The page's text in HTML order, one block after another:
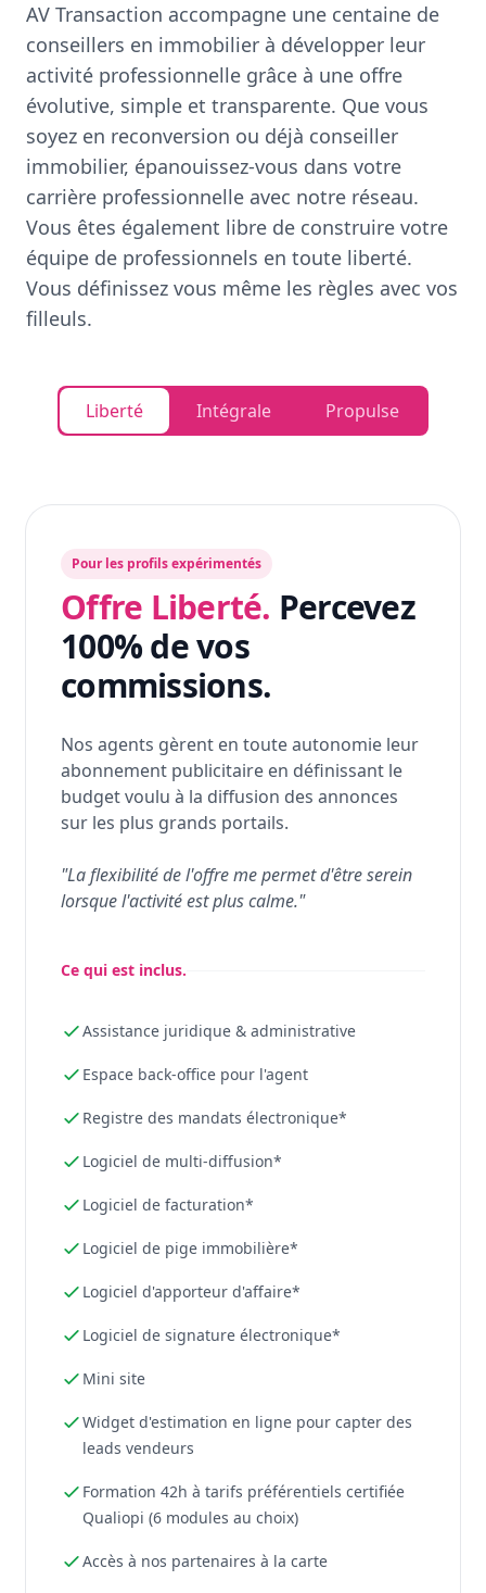
AV Transaction accompagne une centaine de
conseillers en immobilier à développer leur
activité professionnelle grâce à une offre
évolutive, simple et transparente. Que vous
soyez en reconversion ou déjà conseiller
immobilier, épanouissez-vous dans votre
carrière professionnelle avec notre réseau.
Vous êtes également libre de construire votre
équipe de professionnels en toute liberté.
Vous définissez vous même les règles avec vos
filleuls.
Liberté Intégrale Propulse
Pour les profils expérimentés
Offre Liberté. Percevez
100% de vos
commissions.
Nos agents gèrent en toute autonomie leur
abonnement publicitaire en définissant le
budget voulu à la diffusion des annonces
sur les plus grands portails.
"La flexibilité de l'offre me permet d'être serein
lorsque l'activité est plus calme."
Ce qui est inclus.
Assistance juridique & administrative
Espace back-office pour l'agent
Registre des mandats électronique*
Logiciel de multi-diffusion*
Logiciel de facturation*
Logiciel de pige immobilière*
Logiciel d'apporteur d'affaire*
Logiciel de signature électronique*
Mini site
Widget d'estimation en ligne pour capter des
leads vendeurs
Formation 42h à tarifs préférentiels certifiée
Qualiopi (6 modules au choix)
Accès à nos partenaires à la carte